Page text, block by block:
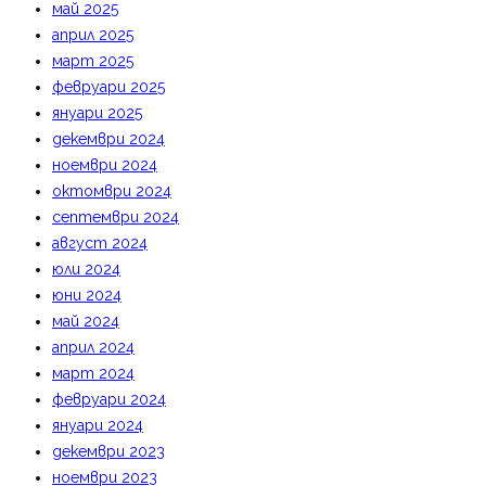
май 2025
април 2025
март 2025
февруари 2025
януари 2025
декември 2024
ноември 2024
октомври 2024
септември 2024
август 2024
юли 2024
юни 2024
май 2024
април 2024
март 2024
февруари 2024
януари 2024
декември 2023
ноември 2023